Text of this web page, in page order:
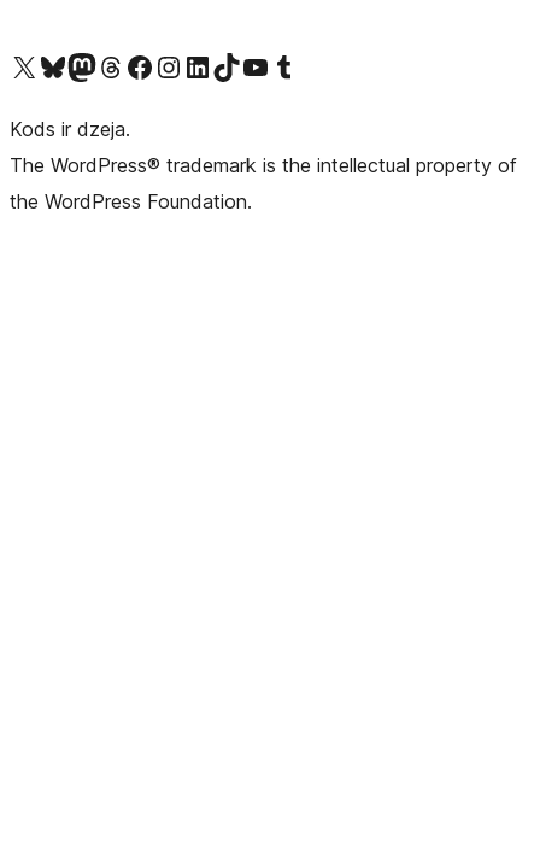
Apmeklējiet mūsu X (agrāk Twitter) kontu
Apmeklējiet mūsu Bluesky kontu
Apmeklējiet mūsu Mastodon kontu
Apmeklējiet mūsu Threads kontu
Apmeklējiet mūsu Facebook lapuApmeklējiet mūsu Instagram kontu
Apmeklējiet mūsu LinkedIn kontu
Apmeklējiet mūsu TikTok kontu
Apmeklējiet mūsu YouTube kanālu
Apmeklējiet mūsu Tumblr kontu
Kods ir dzeja.
The WordPress® trademark is the intellectual property of
the WordPress Foundation.